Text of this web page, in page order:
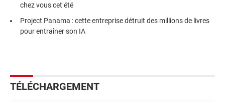
chez vous cet été
Project Panama : cette entreprise détruit des millions de livres
pour entraîner son IA
TÉLÉCHARGEMENT